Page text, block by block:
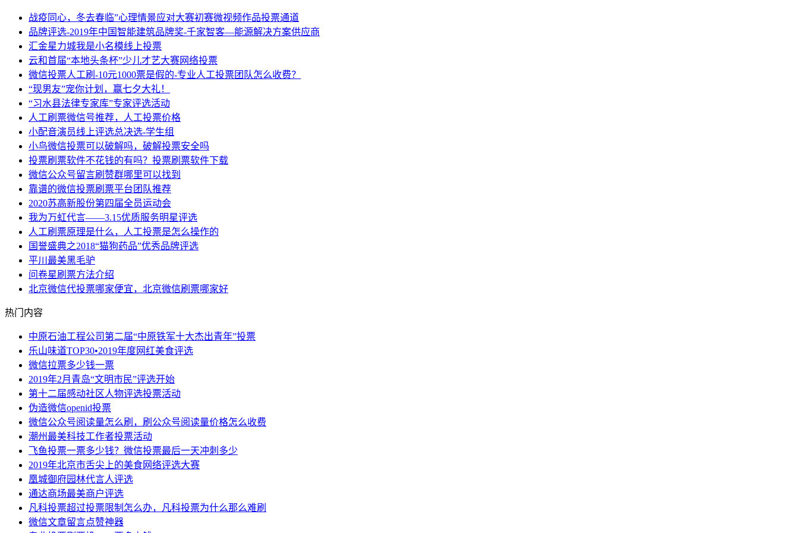
战疫同心，冬去春临”心理情景应对大赛初赛微视频作品投票通道
品牌评选-2019年中国智能建筑品牌奖-千家智客—能源解决方案供应商
汇金星力城我是小名模线上投票
云和首届“本地头条杯”少儿才艺大赛网络投票
微信投票人工刷-10元1000票是假的-专业人工投票团队怎么收费？
“现男友”宠你计划，赢七夕大礼！
“习水县法律专家库”专家评选活动
人工刷票微信号推荐，人工投票价格
小配音演员线上评选总决选-学生组
小鸟微信投票可以破解吗，破解投票安全吗
投票刷票软件不花钱的有吗？投票刷票软件下载
微信公众号留言刷赞群哪里可以找到
靠谱的微信投票刷票平台团队推荐
2020苏高新股份第四届全员运动会
我为万虹代言——3.15优质服务明星评选
人工刷票原理是什么，人工投票是怎么操作的
国誉盛典之2018“猫狗药品”优秀品牌评选
平川最美黑毛驴
问卷星刷票方法介绍
北京微信代投票哪家便宜，北京微信刷票哪家好
热门内容
中原石油工程公司第二届“中原铁军十大杰出青年”投票
乐山味道TOP30•2019年度网红美食评选
微信拉票多少钱一票
2019年2月青岛“文明市民”评选开始
第十二届感动社区人物评选投票活动
伪造微信openid投票
微信公众号阅读量怎么刷，刷公众号阅读量价格怎么收费
潮州最美科技工作者投票活动
飞鱼投票一票多少钱？微信投票最后一天冲刺多少
2019年北京市舌尖上的美食网络评选大赛
凰城御府园林代言人评选
通达商场最美商户评选
凡科投票超过投票限制怎么办，凡科投票为什么那么难刷
微信文章留言点赞神器